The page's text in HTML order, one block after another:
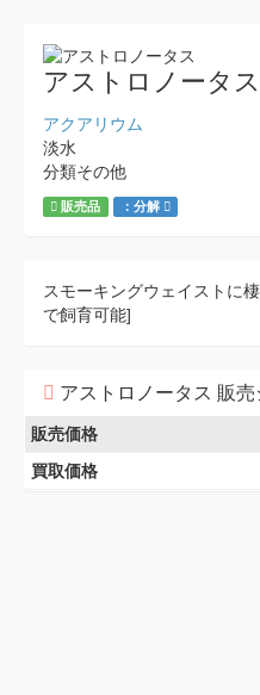
アストロノータス
アクアリウム
淡水
分類その他
販売品 ：分解
スモーキングウェイストに
で飼育可能]
アストロノータス 販
販売価格
買取価格